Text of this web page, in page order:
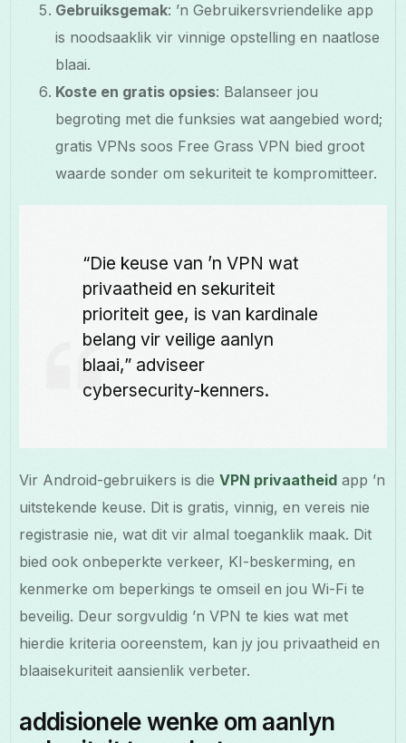
Gebruiksgemak: ’n Gebruikersvriendelike app
is noodsaaklik vir vinnige opstelling en naatlose
blaai.
Koste en gratis opsies: Balanseer jou
begroting met die funksies wat aangebied word;
gratis VPNs soos Free Grass VPN bied groot
waarde sonder om sekuriteit te kompromitteer.
“Die keuse van ’n VPN wat
privaatheid en sekuriteit
prioriteit gee, is van kardinale
belang vir veilige aanlyn
blaai,” adviseer
cybersecurity-kenners.
Vir Android-gebruikers is dieVPN privaatheid app ’n
uitstekende keuse. Dit is gratis, vinnig, en vereis nie
registrasie nie, wat dit vir almal toeganklik maak. Dit
bied ook onbeperkte verkeer, KI-beskerming, en
kenmerke om beperkings te omseil en jou Wi-Fi te
beveilig. Deur sorgvuldig ’n VPN te kies wat met
hierdie kriteria ooreenstem, kan jy jou privaatheid en
blaaisekuriteit aansienlik verbeter.
addisionele wenke om aanlyn